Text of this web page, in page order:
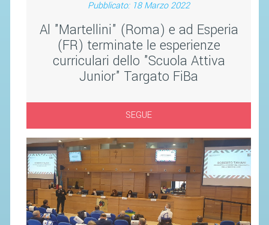
Pubblicato: 18 Marzo 2022
Al "Martellini" (Roma) e ad Esperia
(FR) terminate le esperienze
curriculari dello "Scuola Attiva
Junior" Targato FiBa
SEGUE
CAMPIONATI
CALENDARIO
FIBA NAZIONALE